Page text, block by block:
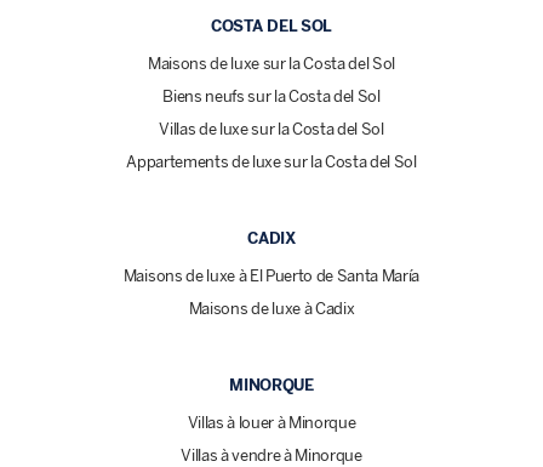
COSTA DEL SOL
Maisons de luxe sur la Costa del Sol
Biens neufs sur la Costa del Sol
Villas de luxe sur la Costa del Sol
Appartements de luxe sur la Costa del Sol
CADIX
Maisons de luxe à El Puerto de Santa María
Maisons de luxe à Cadix
MINORQUE
Villas à louer à Minorque
Villas à vendre à Minorque